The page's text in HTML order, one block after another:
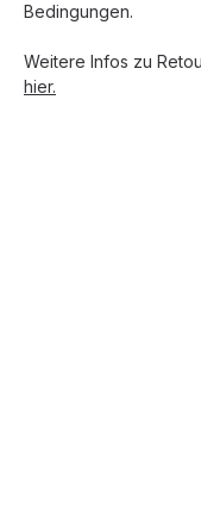
Bedingungen.
Weitere Infos zu
hier.